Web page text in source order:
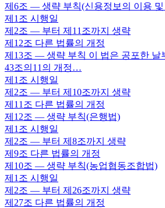
제6조 — 생략 부칙(신용정보의 이용
제1조 시행일
제2조 — 부터 제11조까지 생략
제12조 다른 법률의 개정
제13조 — 생략 부칙 이 법은 공포한 날
43조의11의 개정…
제1조 시행일
제2조 — 부터 제10조까지 생략
제11조 다른 법률의 개정
제12조 — 생략 부칙(은행법)
제1조 시행일
제2조 — 부터 제8조까지 생략
제9조 다른 법률의 개정
제10조 — 생략 부칙(농업협동조합법)
제1조 시행일
제2조 — 부터 제26조까지 생략
제27조 다른 법률의 개정